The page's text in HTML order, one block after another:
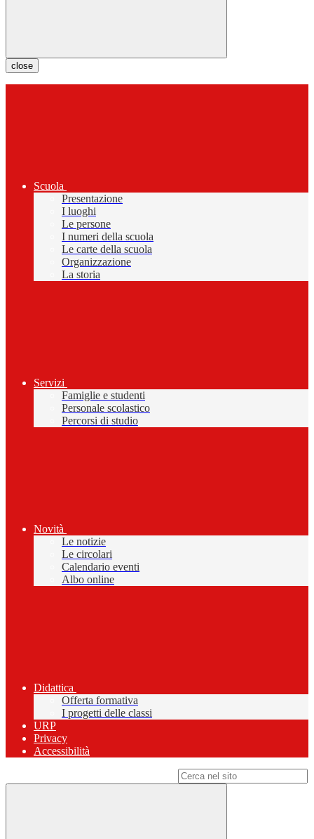
close
Scuola
Presentazione
I luoghi
Le persone
I numeri della scuola
Le carte della scuola
Organizzazione
La storia
Servizi
Famiglie e studenti
Personale scolastico
Percorsi di studio
Novità
Le notizie
Le circolari
Calendario eventi
Albo online
Didattica
Offerta formativa
I progetti delle classi
URP
Privacy
Accessibilità